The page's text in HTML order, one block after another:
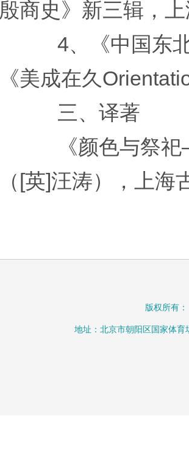
殷商史》新三辑，
4、《中国东北
《美成在久
三、译著
《颜色与祭祀
（[英]汪涛），上
版权所有
地址：北京市朝阳区国家体